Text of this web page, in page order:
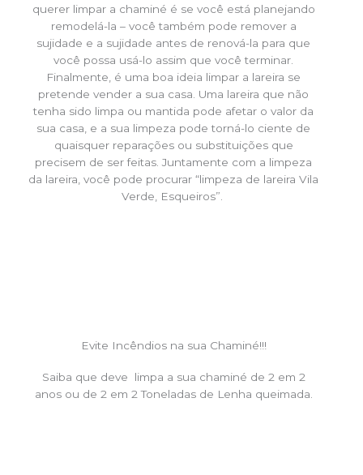
querer limpar a chaminé é se você está planejando
remodelá-la – você também pode remover a
sujidade e a sujidade antes de renová-la para que
você possa usá-lo assim que você terminar.
Finalmente, é uma boa ideia limpar a lareira se
pretende vender a sua casa. Uma lareira que não
tenha sido limpa ou mantida pode afetar o valor da
sua casa, e a sua limpeza pode torná-lo ciente de
quaisquer reparações ou substituições que
precisem de ser feitas. Juntamente com a limpeza
da lareira, você pode procurar “limpeza de lareira Vila
Verde, Esqueiros”.
Evite Incêndios na sua Chaminé!!!
Saiba que deve limpa a sua chaminé de 2 em 2
anos ou de 2 em 2 Toneladas de Lenha queimada.